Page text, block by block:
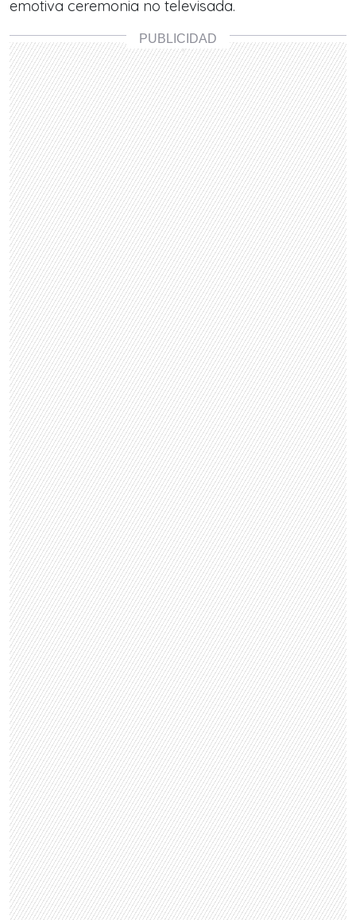
emotiva ceremonia no televisada.